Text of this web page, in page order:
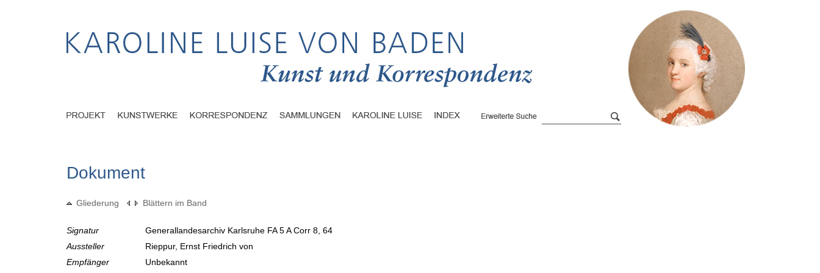
Dokument
Gliederung Blättern im Band
Signatur
Generallandesarchiv Karlsruhe FA 5 A Corr 8, 64
Aussteller
Rieppur, Ernst Friedrich von
Empfänger
Unbekannt